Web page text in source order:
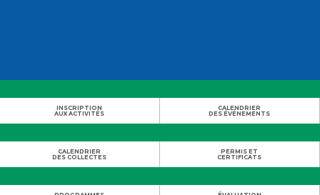
INSCRIPTION
AUX ACTIVITÉS
CALENDRIER
DES ÉVÉNEMENTS
CALENDRIER
DES COLLECTES
PERMIS ET
CERTIFICATS